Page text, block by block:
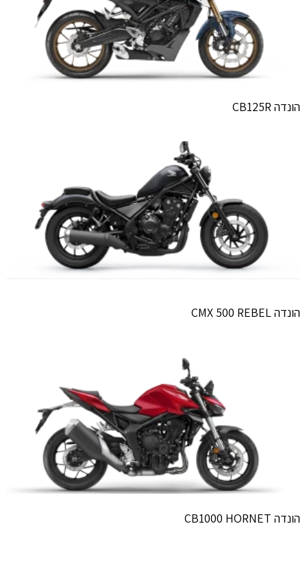
הונדה CB125R
הונדה CMX 500 REBEL
הונדה CB1000 HORNET